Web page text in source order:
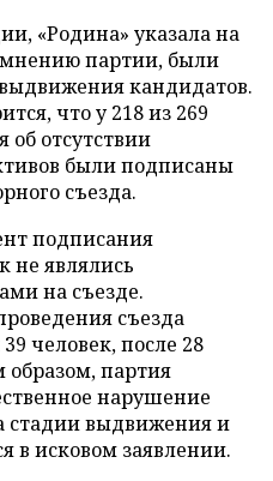
«Родина» указала на
партии, были
кандидатов.
что у 218 из 269
отсутствии
были подписаны
съезда.
подписания
не являлись
на съезде.
съезда
человек, после 28
образом, партия
нарушение
стадии выдвижения и
в исковом заявлении.